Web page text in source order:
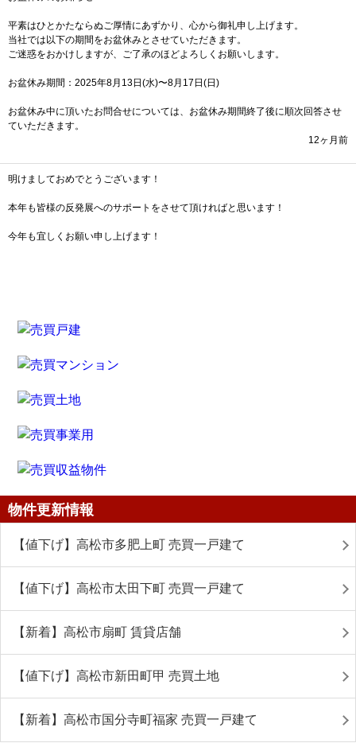
物件更新情報
【値下げ】高松市多肥上町 売買一戸建て
【値下げ】高松市太田下町 売買一戸建て
【新着】高松市扇町 賃貸店舗
【値下げ】高松市新田町甲 売買土地
【新着】高松市国分寺町福家 売買一戸建て